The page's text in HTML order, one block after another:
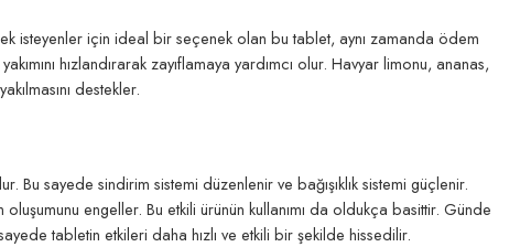
isteyenler için ideal bir seçenek olan bu tablet, aynı zamanda ödem
hızlandırarak zayıflamaya yardımcı olur. Havyar limonu, ananas,
destekler.
Bu sayede sindirim sistemi düzenlenir ve bağışıklık sistemi güçlenir.
engeller. Bu etkili ürünün kullanımı da oldukça basittir. Günde
tabletin etkileri daha hızlı ve etkili bir şekilde hissedilir.